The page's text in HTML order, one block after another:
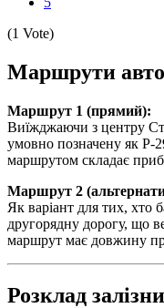
(1 Vote)
Маршрути
Маршрут 1 (прямий):
Виїжджаючи з центру
умовно позначену як Р-
маршрутом складає
Маршрут 2
Як варіант для тих, хто
другорядну дорогу, що
маршрут має довжину
Розклад